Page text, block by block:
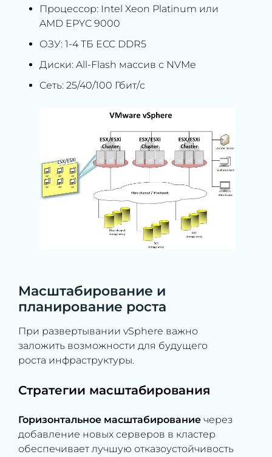
Процессор: Intel Xeon Platinum или
AMD EPYC 9000
ОЗУ: 1-4 ТБ ECC DDR5
Диски: All-Flash массив с NVMe
Сеть: 25/40/100 Гбит/с
Масштабирование и
планирование роста
При развертывании vSphere важно
заложить возможности для будущего
роста инфраструктуры.
Стратегии масштабирования
Горизонтальное масштабирование через
добавление новых серверов в кластер
обеспечивает лучшую отказоустойчивость